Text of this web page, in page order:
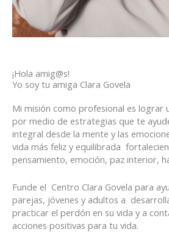
¡Hola amig@s!
Yo soy tu amiga Clara Govela
Mi misión como profesional es lograr
por medio de estrategias que te
integral desde la mente y las
vida más feliz y equilibrada
pensamiento, emoción, paz interior,
Funde el Centro Clara Govela para
parejas, jóvenes y adultos a
practicar el perdón en su vida y a
acciones positivas para tu vida.